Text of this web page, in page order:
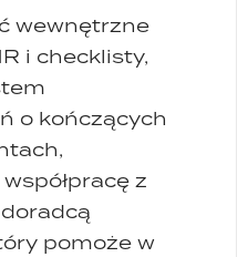
wewnętrzne
i checklisty,
o kończących
z
pomoże w